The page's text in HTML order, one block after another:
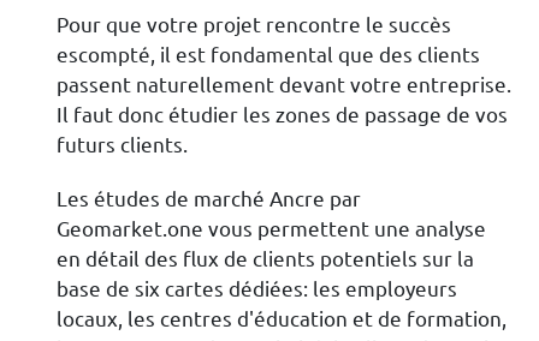
Pour que votre projet rencontre le succès
escompté, il est fondamental que des clients
passent naturellement devant votre entreprise.
Il faut donc étudier les zones de passage de vos
futurs clients.
Les études de marché Ancre par
Geomarket.one vous permettent une analyse
en détail des flux de clients potentiels sur la
base de six cartes dédiées: les employeurs
locaux, les centres d'éducation et de formation,